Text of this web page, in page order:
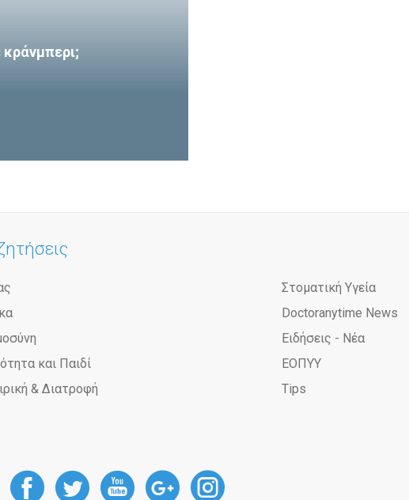
και Παιδί
& Διατροφή
Στοματική Υγεία
Doctoranytime News
Ειδήσεις - Νέα
ΕΟΠΥΥ
Tips
DoctorAnyTime
DoctorAnyTime
DoctorAnyTime
DoctorAnyTime
DoctorAnyTime